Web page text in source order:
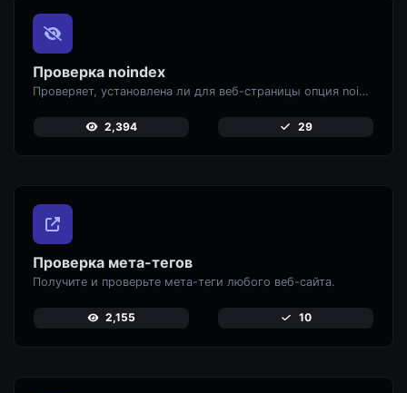
Проверка noindex
Проверяет, установлена ли для веб-страницы опция noindex, предотвращающая ее появление в поисковых системах.
2,394 29
Проверка мета-тегов
Получите и проверьте мета-теги любого веб-сайта.
2,155 10